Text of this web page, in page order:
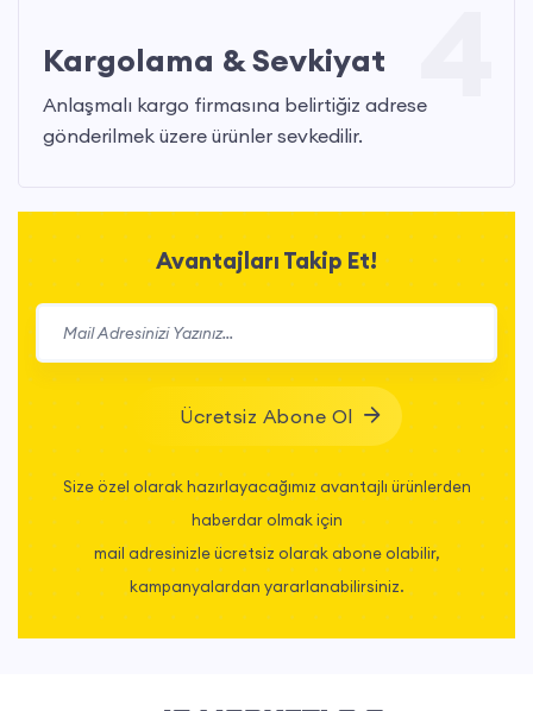
Kargolama & Sevkiyat
Anlaşmalı kargo firmasına belirtiğiz adrese
gönderilmek üzere ürünler sevkedilir.
Avantajları Takip Et!
Ücretsiz Abone Ol
Size özel olarak hazırlayacağımız avantajlı ürünlerden
haberdar olmak için
mail adresinizle ücretsiz olarak abone olabilir,
kampanyalardan yararlanabilirsiniz.